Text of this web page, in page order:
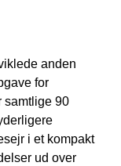
anden
for
samtlige 90
i et kompakt
ud over